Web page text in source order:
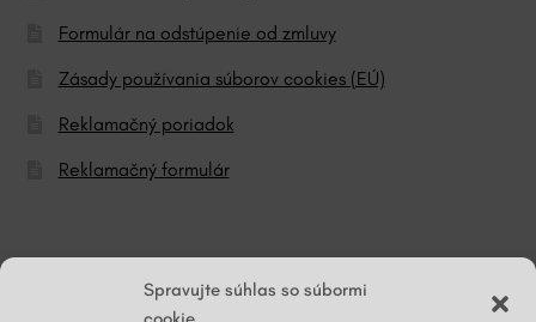
Spravujte súhlas so súbormi
Formulár na odstúpenie od zmluvy
Zásady používania súborov cookies (EÚ)
Reklamačný poriadok
Reklamačný formulár